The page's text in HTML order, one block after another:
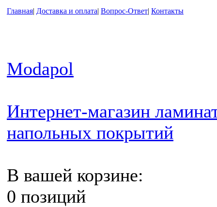
Главная| Доставка и оплата| Вопрос-Ответ| Контакты
Modapol
Интернет-магазин
напольных покрытий
В вашей корзине:
0 позиций